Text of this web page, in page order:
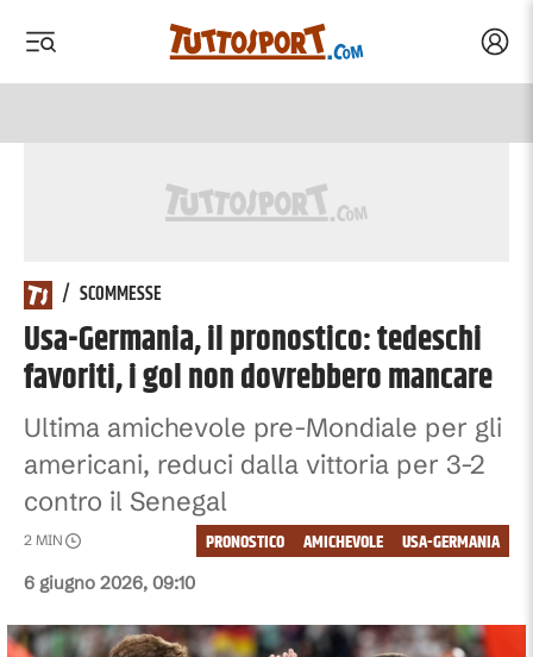
/ SCOMMESSE
Usa-Germania, il pronostico: tedeschi
favoriti, i gol non dovrebbero mancare
Ultima amichevole pre-Mondiale per gli
americani, reduci dalla vittoria per 3-2
contro il Senegal
6 giugno 2026, 09:10
2 MIN USA-GERMANIA
AMICHEVOLE
PRONOSTICO